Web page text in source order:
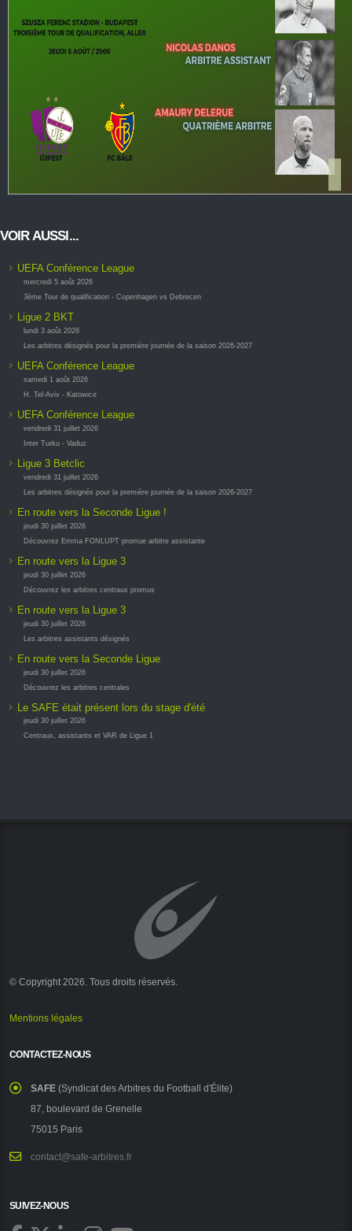
VOIR AUSSI...
UEFA Conférence League
mercredi 5 août 2026
3ème Tour de qualification - Copenhagen vs Debrecen
Ligue 2 BKT
lundi 3 août 2026
Les arbitres désignés pour la première journée de la saison 2026-2027
UEFA Conférence League
samedi 1 août 2026
H. Tel-Aviv - Katowice
UEFA Conférence League
vendredi 31 juillet 2026
Inter Turku - Vaduz
Ligue 3 Betclic
vendredi 31 juillet 2026
Les arbitres désignés pour la première journée de la saison 2026-2027
En route vers la Seconde Ligue !
jeudi 30 juillet 2026
Découvrez Emma FONLUPT promue arbitre assistante
En route vers la Ligue 3
jeudi 30 juillet 2026
Découvrez les arbitres centraux promus
En route vers la Ligue 3
jeudi 30 juillet 2026
Les arbitres assistants désignés
En route vers la Seconde Ligue
jeudi 30 juillet 2026
Découvrez les arbitres centrales
Le SAFE était présent lors du stage d'été
jeudi 30 juillet 2026
Centraux, assistants et VAR de Ligue 1
© Copyright 2026. Tous droits réservés.
Mentions légales
CONTACTEZ-NOUS
SAFE (Syndicat des Arbitres du Football d'Élite)
87, boulevard de Grenelle
75015 Paris
contact@safe-arbitres.fr
SUIVEZ-NOUS